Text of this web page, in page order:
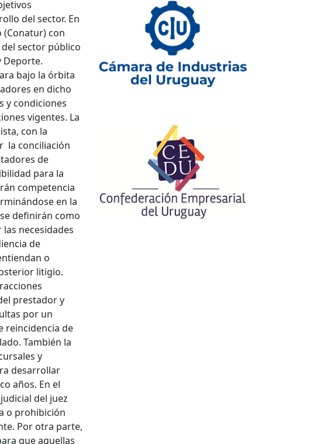
del sector. En
(Conatur) con
sector público
Deporte.
bajo la órbita
en dicho
y condiciones
vigentes. La
con la
la conciliación
de
para la
competencia
en la
definirán como
necesidades
de
o
litigio.
prestador y
por un
reincidencia de
También la
y
desarrollar
años. En el
del juez
o prohibición
Por otra parte,
que aquellas